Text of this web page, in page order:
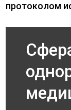
протоколом